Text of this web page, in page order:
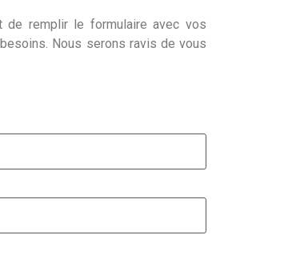
de remplir le formulaire avec vos
Nous serons ravis de vous